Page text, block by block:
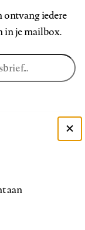
iedere
in je mailbox.
aan